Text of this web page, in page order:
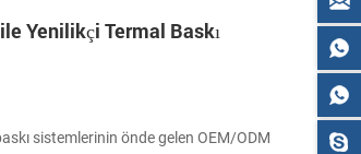
Yenilikçi Termal Baskı
sistemlerinin önde gelen OEM/ODM